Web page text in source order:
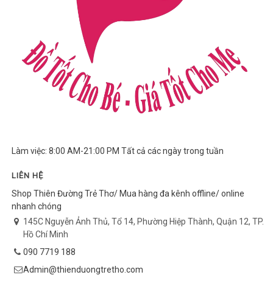
Làm việc: 8:00 AM-21:00 PM Tất cả các ngày trong tuần
LIÊN HỆ
Shop Thiên Đường Trẻ Thơ/ Mua hàng đa kênh offline/ online
nhanh chóng
145C Nguyễn Ảnh Thủ, Tổ 14, Phường Hiệp Thành, Quận 12, TP.
Hồ Chí Minh
090 7719 188
Admin@thienduongtretho.com